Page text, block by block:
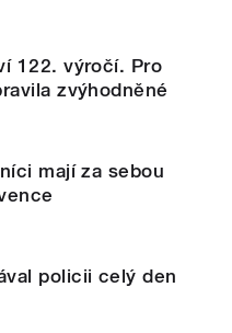
122. výročí. Pro
zvýhodněné
mají za sebou
policii celý den